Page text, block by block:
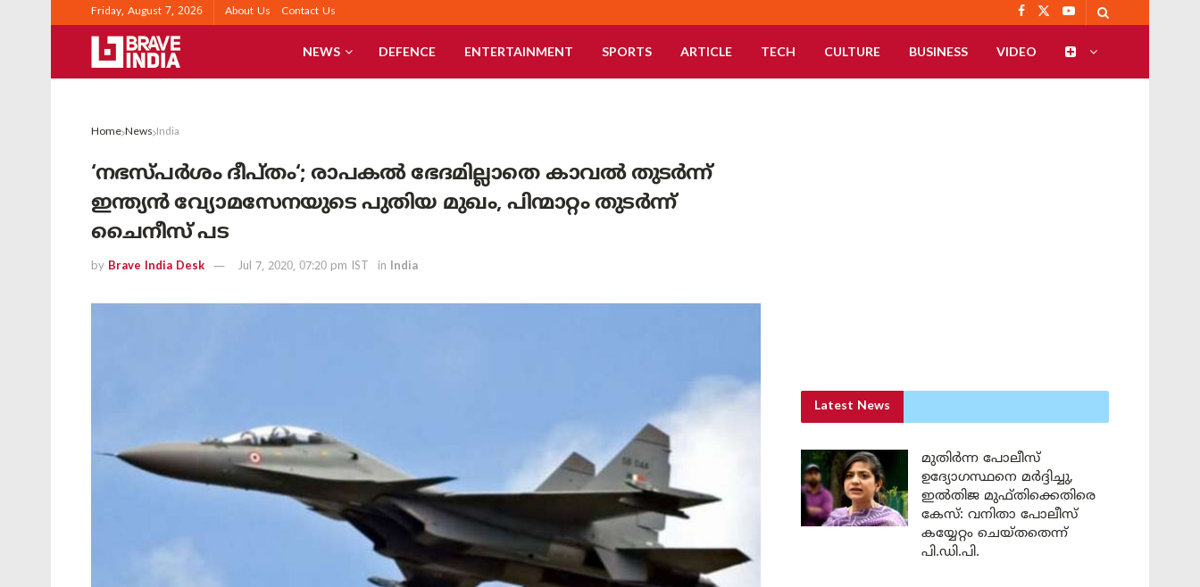
Friday, August 7, 2026 About Us Contact Us
NEWS DEFENCE ENTERTAINMENT SPORTS ARTICLE TECH CULTURE BUSINESS VIDEO
Home News India
‘നഭസ്പർശം ദീപ്തം‘; രാപകൽ ഭേദമില്ലാതെ കാവൽ തുടർന്ന്
ഇന്ത്യൻ വ്യോമസേനയുടെ പുതിയ മുഖം, പിന്മാറ്റം തുടർന്ന്
ചൈനീസ് പട
by Brave India Desk Jul 7, 2020, 07:20 pm IST in India
Latest News
മുതിർന്ന പോലീസ്
ഉദ്യോഗസ്ഥനെ മർദ്ദിച്ചു,
ഇൽതിജ മുഫ്തിക്കെതിരെ
കേസ്: വനിതാ പോലീസ്
കയ്യേറ്റം ചെയ്തതെന്ന്
പി.ഡി.പി.